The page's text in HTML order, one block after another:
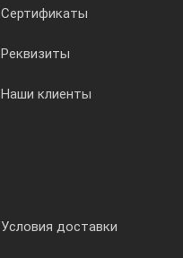
Сертификаты
Реквизиты
Наши клиенты
Условия доставки